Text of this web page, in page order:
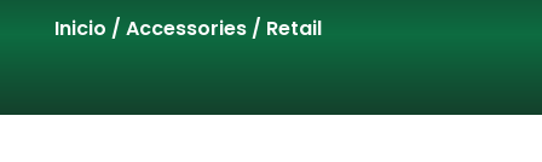
Inicio / Accessories/ Retail